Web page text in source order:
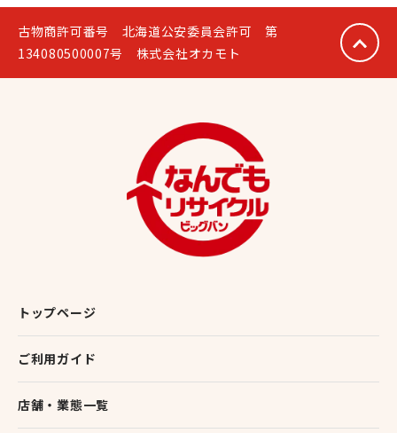
古物商許可番号 北海道公安委員会許可 第
134080500007号 株式会社オカモト
トップページ
ご利用ガイド
店舗・業態一覧